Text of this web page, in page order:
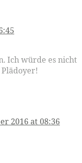
Ich würde es nicht
2016 at 08:36